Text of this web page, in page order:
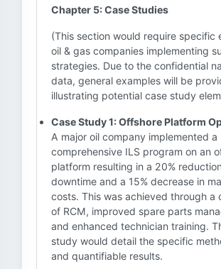
Chapter 5: Case Studies
(This section would require specific
oil & gas companies implementing
strategies. Due to the confidential
data, general examples will be
illustrating potential case study
Case Study 1: Offshore Platform
A major oil company implemented a
comprehensive ILS program on an
platform resulting in a 20%
downtime and a 15% decrease in
costs. This was achieved through a
of RCM, improved spare parts
and enhanced technician training.
study would detail the specific
and quantifiable results.